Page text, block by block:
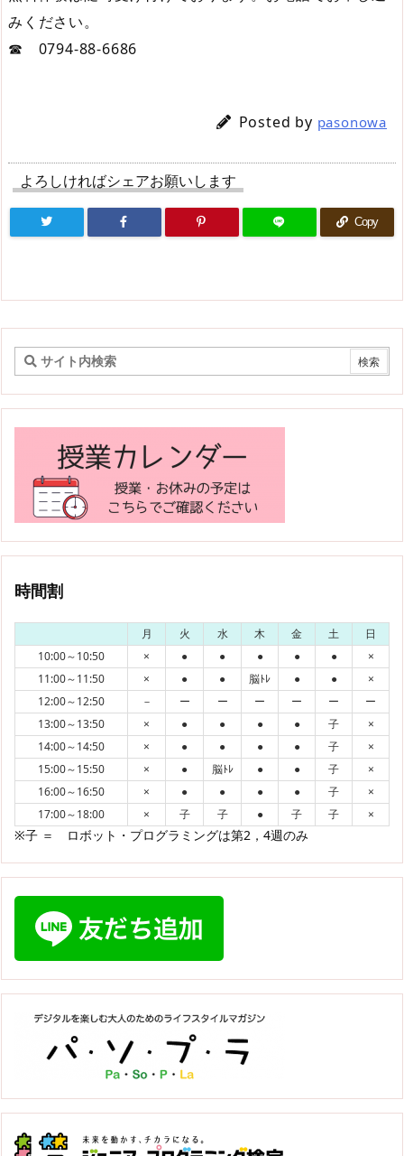
みください。
☎ 0794-88-6686
Posted by pasonowa
よろしければシェアお願いします
Copy
時間割
月 火 水 木 金 土
日
10:00～10:50
× ● ● ● ● ●
×
11:00～11:50
× ● ● 脳ﾄﾚ ● ●
×
12:00～12:50
－ ー ー ー ー ー
ー
13:00～13:50
× ● ● ● ● 子
×
14:00～14:50
× ● ● ● ● 子
×
15:00～15:50
× ● 脳ﾄﾚ ● ● 子
×
16:00～16:50
× ● ● ● ● 子
×
17:00～18:00
× 子 子 ● 子 子 ×
※子 ＝ ロボット・プログラミングは第2，4週のみ